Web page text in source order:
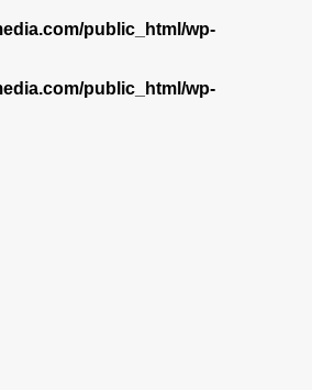
public_html/wp-
public_html/wp-